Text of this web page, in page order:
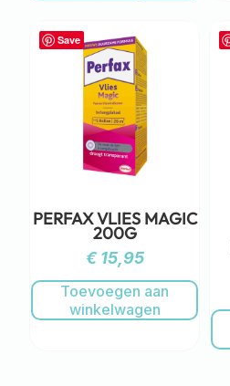
Save
PERFAX VLIES MAGIC
200G
€15,95
Toevoegen aan
winkelwagen